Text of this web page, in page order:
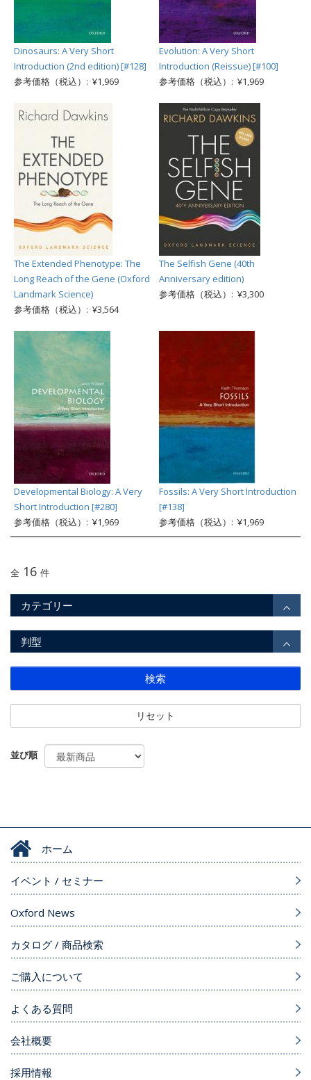
Dinosaurs: A Very Short
Introduction (2nd edition) [#128]
参考価格（税込）: ¥1,969
Evolution: A Very Short
Introduction (Reissue) [#100]
参考価格（税込）: ¥1,969
The Extended Phenotype: The
Long Reach of the Gene (Oxford
Landmark Science)
参考価格（税込）: ¥3,564
The Selfish Gene (40th
Anniversary edition)
参考価格（税込）: ¥3,300
Developmental Biology: A Very
Short Introduction [#280]
参考価格（税込）: ¥1,969
Fossils: A Very Short Introduction
[#138]
参考価格（税込）: ¥1,969
全 16 件
カテゴリー
判型
検索
リセット
並び順
ホーム
イベント / セミナー
Oxford News
カタログ / 商品検索
ご購入について
よくある質問
会社概要
採用情報